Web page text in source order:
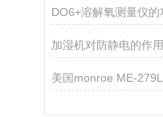
加湿机对防静电的作用